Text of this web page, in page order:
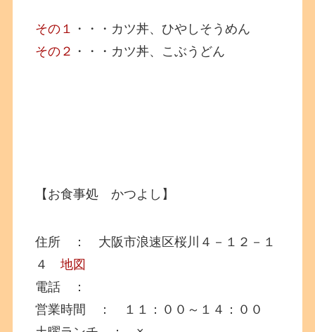
その１ ・・・カツ丼、ひやしそうめん
その２ ・・・カツ丼、こぶうどん
【お食事処 かつよし】
住所 ： 大阪市浪速区桜川４－１２－１
４地図
電話 ：
営業時間 ： １１：００～１４：００